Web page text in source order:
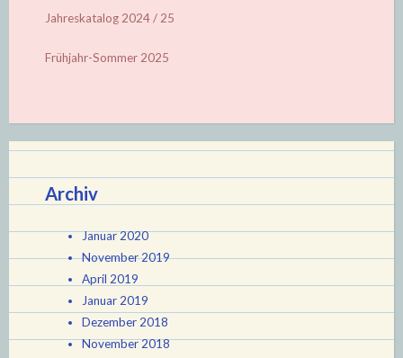
Jahreskatalog 2024 / 25
Frühjahr-Sommer 2025
Archiv
Januar 2020
November 2019
April 2019
Januar 2019
Dezember 2018
November 2018